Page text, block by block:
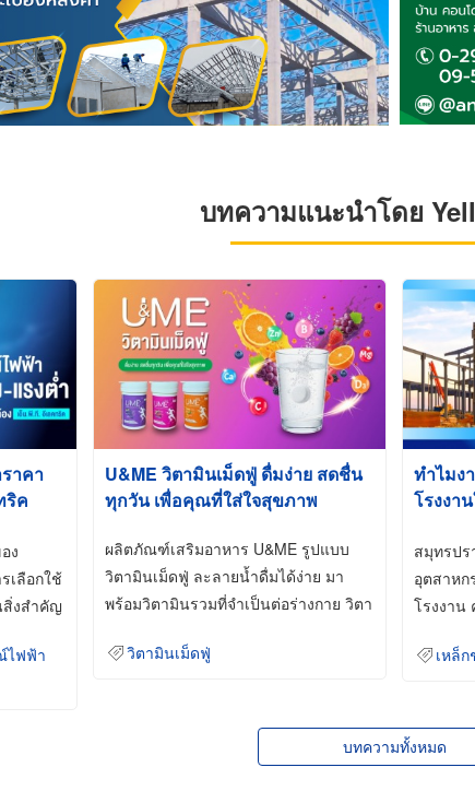
บทความแนะนำโดย
าคา
ริค
ง
เลือกใช้
งสำคัญ
ไฟฟ้า
U&ME วิตามินเม็ดฟู่ ดื่มง่าย สดชื่น
ทุกวัน เพื่อคุณที่ใส่ใจสุขภาพ
ผลิตภัณฑ์เสริมอาหาร U&ME รูปแบบ
วิตามินเม็ดฟู่ ละลายน้ำดื่มได้ง่าย มา
พร้อมวิตามินรวมที่จำเป็นต่อร่างกาย วิตา
วิตามินเม็ดฟู่
ทำไมง
โรงงา
สมุทรป
อุตสาหก
โรงงาน
เหล็
บทความทั้งหมด